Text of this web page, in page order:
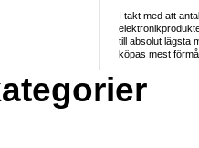
I takt med att
till absolut lägsta
köpas mest